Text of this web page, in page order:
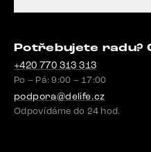
Potřebujete radu?
+420 770 313 313
Po – Pá: 9:00 – 17:00
podpora@delife.cz
Odpovídáme do 24 hod.